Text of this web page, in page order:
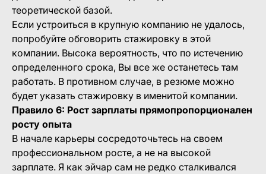
теоретической базой.
Если устроиться в крупную компанию не удалось,
попробуйте обговорить стажировку в этой
компании. Высока вероятность, что по истечению
определенного срока, Вы все же останетесь там
работать. В противном случае, в резюме можно
будет указать стажировку в именитой компании.
Правило 6: Рост зарплаты прямопропорционален
росту опыта
В начале карьеры сосредоточьтесь на своем
профессиональном росте, а не на высокой
зарплате. Я как эйчар сам не редко сталкивался